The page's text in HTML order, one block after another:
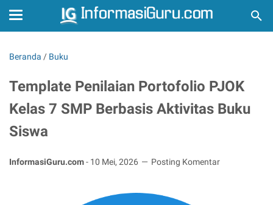
Beranda / Buku
Template Penilaian Portofolio PJOK
Kelas 7 SMP Berbasis Aktivitas Buku
Siswa
InformasiGuru.com- 10 Mei, 2026 Posting Komentar